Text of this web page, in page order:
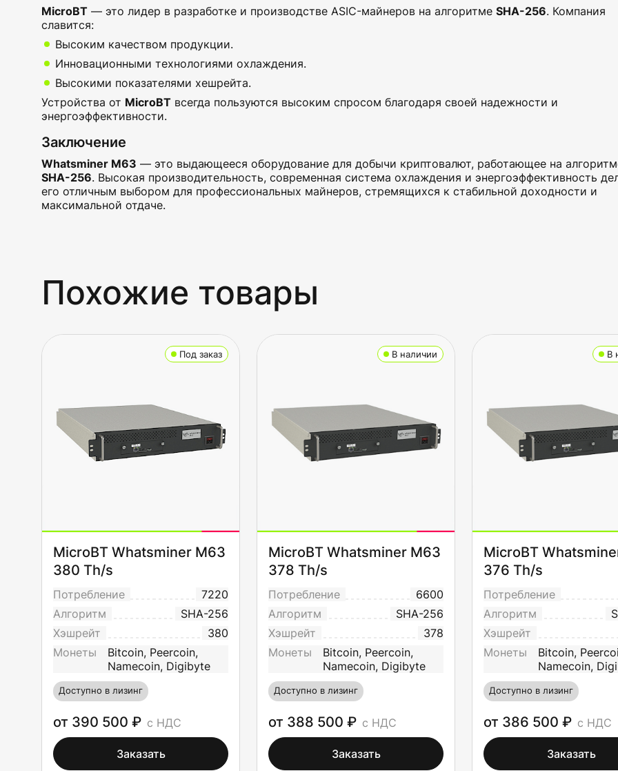
MicroBT — это лидер в разработке и производстве ASIC-майнеров на алгоритме SHA-256. Компания
славится:
Высоким качеством продукции.
Инновационными технологиями охлаждения.
Высокими показателями хешрейта.
Устройства от MicroBT всегда пользуются высоким спросом благодаря своей надежности и
энергоэффективности.
Заключение
Whatsminer M63 — это выдающееся оборудование для добычи криптовалют, работающее на
SHA-256. Высокая производительность, современная система охлаждения и энергоэффективность
его отличным выбором для профессиональных майнеров, стремящихся к стабильной доходности и
максимальной отдаче.
Похожие товары
Под заказ
MicroBT Whatsminer M63
380 Th/s
Потребление
7220
Алгоритм
SHA-256
Хэшрейт
380
Монеты
Bitcoin, Peercoin,
Namecoin, Digibyte
Доступно в лизинг
от 390 500 ₽ с НДС
Заказать
В наличии
MicroBT Whatsminer M63
378 Th/s
Потребление
6600
Алгоритм
SHA-256
Хэшрейт
378
Монеты
Bitcoin, Peercoin,
Namecoin, Digibyte
Доступно в лизинг
от 388 500 ₽ с НДС
Заказать
В
MicroBT
376 Th/s
Потребление
Алгоритм
Хэшрейт
Монеты
Bitcoin,
Namecoin,
Доступно в лизинг
от 386 500 ₽ с НДС
Заказать